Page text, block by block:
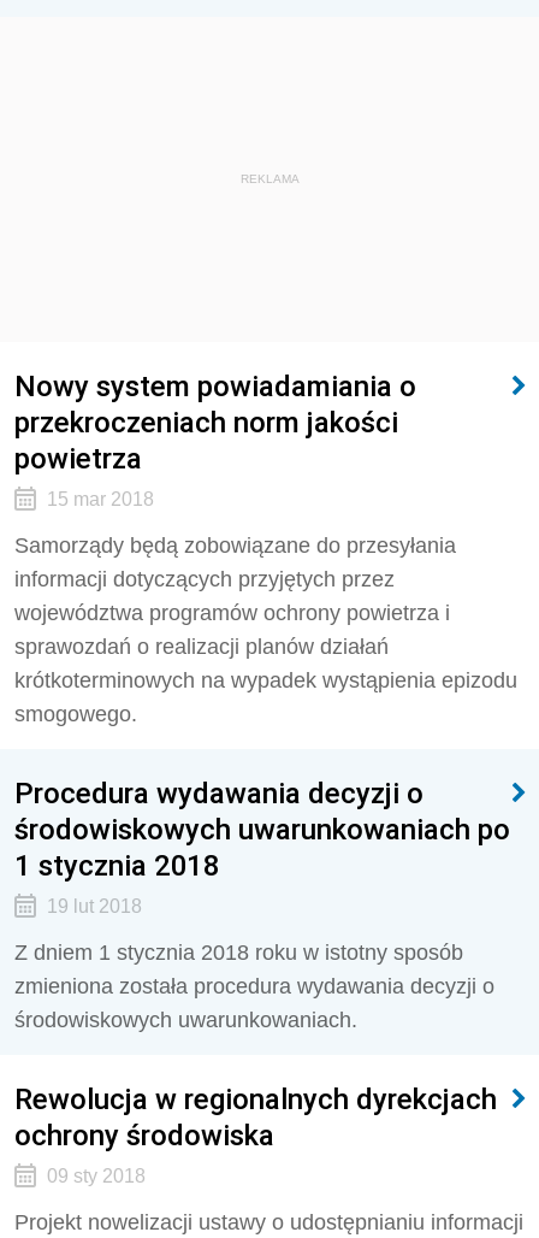
REKLAMA
Nowy system powiadamiania o
przekroczeniach norm jakości
powietrza
15 mar 2018
Samorządy będą zobowiązane do przesyłania
informacji dotyczących przyjętych przez
województwa programów ochrony powietrza i
sprawozdań o realizacji planów działań
krótkoterminowych na wypadek wystąpienia epizodu
smogowego.
Procedura wydawania decyzji o
środowiskowych uwarunkowaniach po
1 stycznia 2018
19 lut 2018
Z dniem 1 stycznia 2018 roku w istotny sposób
zmieniona została procedura wydawania decyzji o
środowiskowych uwarunkowaniach.
Rewolucja w regionalnych dyrekcjach
ochrony środowiska
09 sty 2018
Projekt nowelizacji ustawy o udostępnianiu informacji